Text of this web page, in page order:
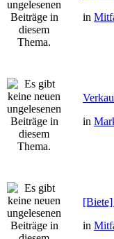
in
in
in